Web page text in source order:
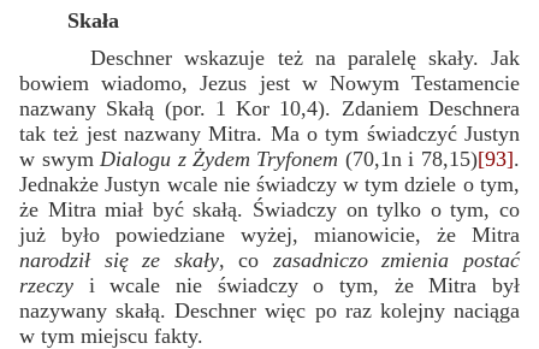
Skała
Deschner wskazuje też na paralelę skały. Jak
bowiem wiadomo, Jezus jest w Nowym Testamencie
nazwany Skałą (por. 1 Kor 10,4). Zdaniem Deschnera
tak też jest nazwany Mitra. Ma o tym świadczyć Justyn
w swym Dialogu z Żydem Tryfonem (70,1n i 78,15)[93].
Jednakże Justyn wcale nie świadczy w tym dziele o tym,
że Mitra miał być skałą. Świadczy on tylko o tym, co
już było powiedziane wyżej, mianowicie, że Mitra
narodził się ze skały, co zasadniczo zmienia postać
rzeczy i wcale nie świadczy o tym, że Mitra był
nazywany skałą. Deschner więc po raz kolejny naciąga
w tym miejscu fakty.